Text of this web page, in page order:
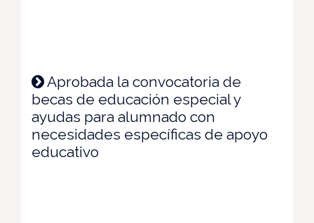
Aprobada la convocatoria de
becas de educación especial y
ayudas para alumnado con
necesidades específicas de apoyo
educativo